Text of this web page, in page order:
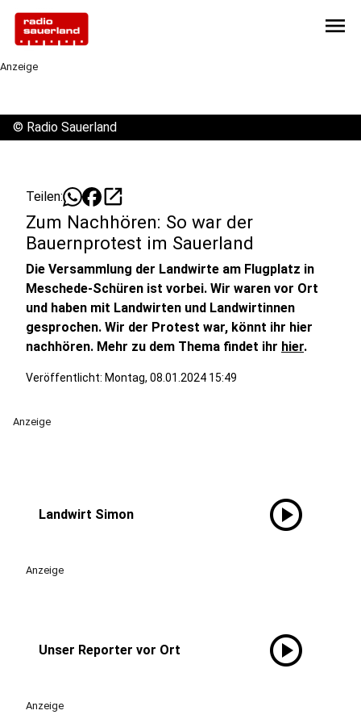
menu
Anzeige
© Radio Sauerland
Teilen: open_in_new
Zum Nachhören: So war der
Bauernprotest im Sauerland
Die Versammlung der Landwirte am Flugplatz in
Meschede-Schüren ist vorbei. Wir waren vor Ort
und haben mit Landwirten und Landwirtinnen
gesprochen. Wir der Protest war, könnt ihr hier
nachhören. Mehr zu dem Thema findet ihr hier.
Veröffentlicht: Montag, 08.01.2024 15:49
Anzeige
Landwirt Simon play_circle
Anzeige
Unser Reporter vor Ort play_circle
Anzeige